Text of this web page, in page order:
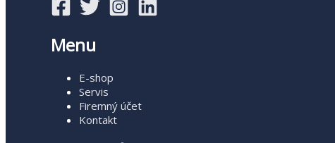
Menu
E-shop
Servis
Firemný účet
Kontakt